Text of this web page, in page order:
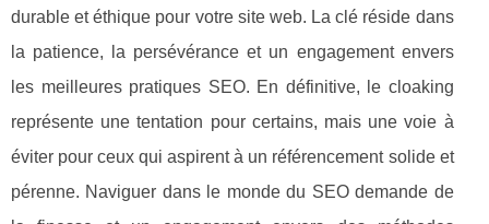
durable et éthique pour votre site web. La clé réside dans
la patience, la persévérance et un engagement envers
les meilleures pratiques SEO. En définitive, le cloaking
représente une tentation pour certains, mais une voie à
éviter pour ceux qui aspirent à un référencement solide et
pérenne. Naviguer dans le monde du SEO demande de